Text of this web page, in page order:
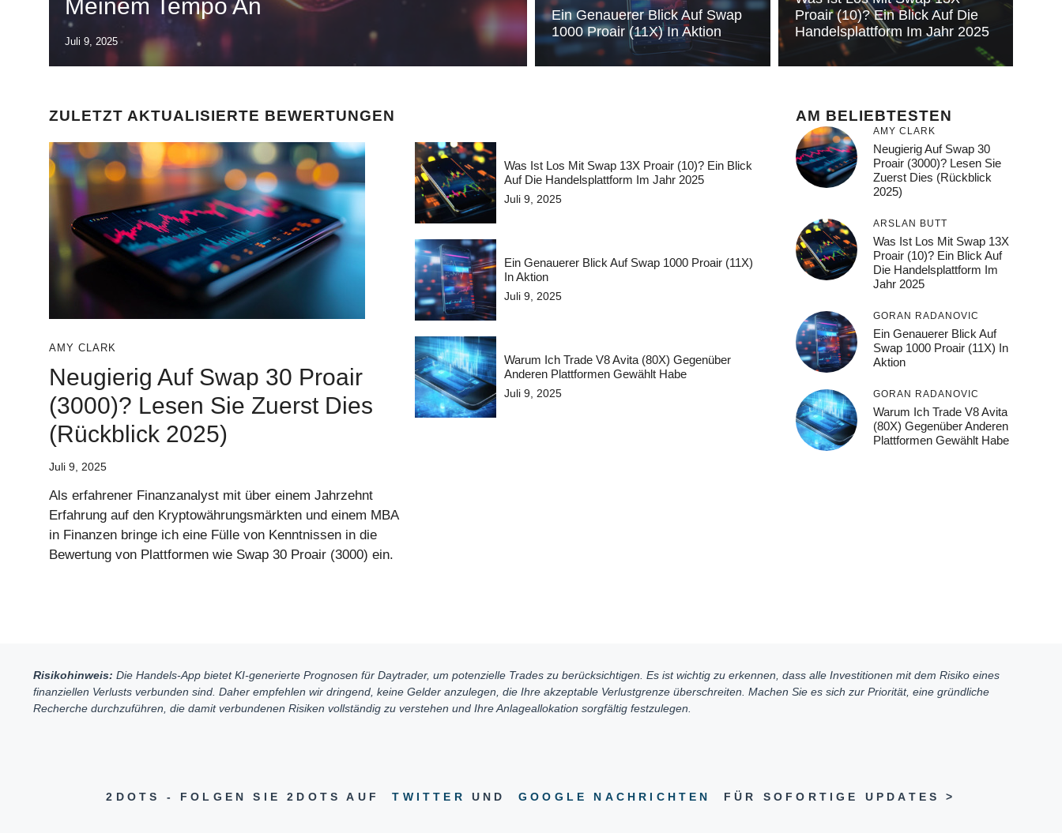
Meinem Tempo An
Juli 9, 2025
Ein Genauerer Blick Auf Swap
1000 Proair (11X) In Aktion
Proair (10)? Ein Blick Auf Die
Handelsplattform Im Jahr 2025
ZULETZT AKTUALISIERTE BEWERTUNGEN
AMY CLARK
Neugierig Auf Swap 30 Proair
(3000)? Lesen Sie Zuerst Dies
(Rückblick 2025)
Juli 9, 2025
Als erfahrener Finanzanalyst mit über einem Jahrzehnt
Erfahrung auf den Kryptowährungsmärkten und einem MBA
in Finanzen bringe ich eine Fülle von Kenntnissen in die
Bewertung von Plattformen wie Swap 30 Proair (3000) ein.
Was Ist Los Mit Swap 13X Proair (10)? Ein Blick
Auf Die Handelsplattform Im Jahr 2025
Juli 9, 2025
Ein Genauerer Blick Auf Swap 1000 Proair (11X)
In Aktion
Juli 9, 2025
Warum Ich Trade V8 Avita (80X) Gegenüber
Anderen Plattformen Gewählt Habe
Juli 9, 2025
AM BELIEBTESTEN
AMY CLARK
Neugierig Auf Swap 30
Proair (3000)? Lesen Sie
Zuerst Dies (Rückblick
2025)
ARSLAN BUTT
Was Ist Los Mit Swap 13X
Proair (10)? Ein Blick Auf
Die Handelsplattform Im
Jahr 2025
GORAN RADANOVIC
Ein Genauerer Blick Auf
Swap 1000 Proair (11X) In
Aktion
GORAN RADANOVIC
Warum Ich Trade V8 Avita
(80X) Gegenüber Anderen
Plattformen Gewählt Habe
Risikohinweis: Die Handels-App bietet KI-generierte Prognosen für Daytrader, um potenzielle Trades zu berücksichtigen. Es ist wichtig zu erkennen, dass alle Investitionen mit dem Risiko eines
finanziellen Verlusts verbunden sind. Daher empfehlen wir dringend, keine Gelder anzulegen, die Ihre akzeptable Verlustgrenze überschreiten. Machen Sie es sich zur Priorität, eine gründliche
Recherche durchzuführen, die damit verbundenen Risiken vollständig zu verstehen und Ihre Anlageallokation sorgfältig festzulegen.
2DOTS - FOLGEN SIE 2DOTS AUFTWITTER UND GOOGLE NACHRICHTEN FÜR SOFORTIGE UPDATES >